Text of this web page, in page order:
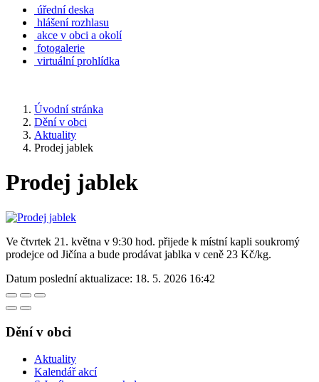
úřední deska
hlášení rozhlasu
akce v obci a okolí
fotogalerie
virtuální prohlídka
Úvodní stránka
Dění v obci
Aktuality
Prodej jablek
Prodej jablek
Ve čtvrtek 21. května v 9:30 hod. přijede k místní kapli soukromý
prodejce od Jičína a bude prodávat jablka v ceně 23 Kč/kg.
Datum poslední aktualizace: 18. 5. 2026 16:42
Dění v obci
Aktuality
Kalendář akcí